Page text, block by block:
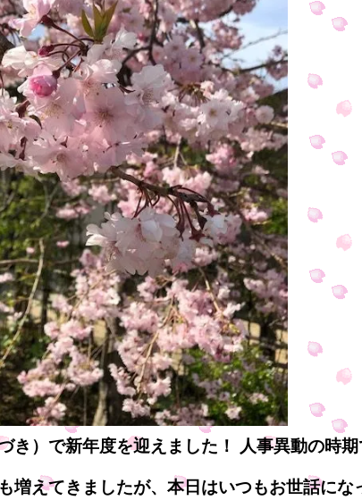
き）で新年度を迎えました！ 人事異動の時期
増えてきましたが、本日はいつもお世話にな